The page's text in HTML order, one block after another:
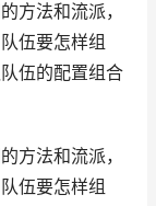
方法和流派，
伍要怎样组
伍的配置组合
方法和流派，
伍要怎样组